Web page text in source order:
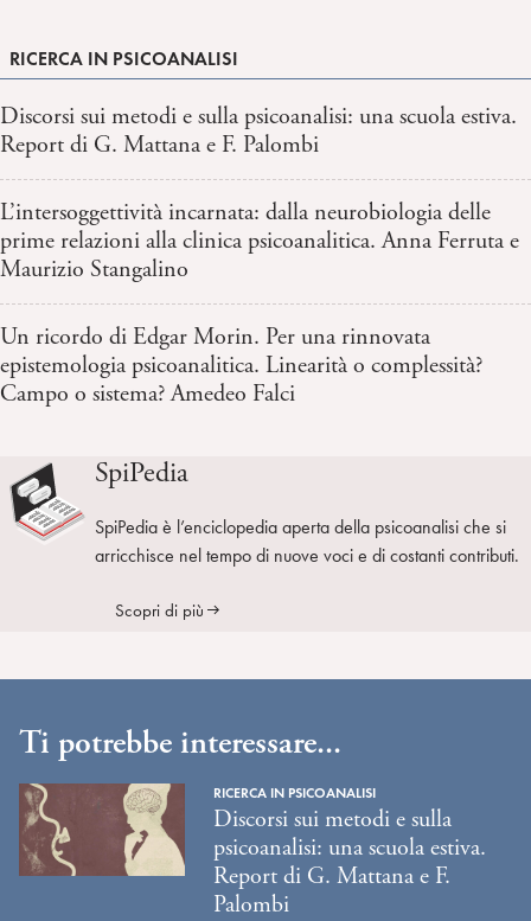
RICERCA IN PSICOANALISI
Discorsi sui metodi e sulla psicoanalisi: una scuola estiva.
Report di G. Mattana e F. Palombi
L’intersoggettività incarnata: dalla neurobiologia delle
prime relazioni alla clinica psicoanalitica. Anna Ferruta e
Maurizio Stangalino
Un ricordo di Edgar Morin. Per una rinnovata
epistemologia psicoanalitica. Linearità o complessità?
Campo o sistema? Amedeo Falci
SpiPedia
SpiPedia è l’enciclopedia aperta della psicoanalisi che si
arricchisce nel tempo di nuove voci e di costanti contributi.
Scopri di più
Ti potrebbe interessare...
RICERCA IN PSICOANALISI
Discorsi sui metodi e sulla
psicoanalisi: una scuola estiva.
Report di G. Mattana e F.
Palombi